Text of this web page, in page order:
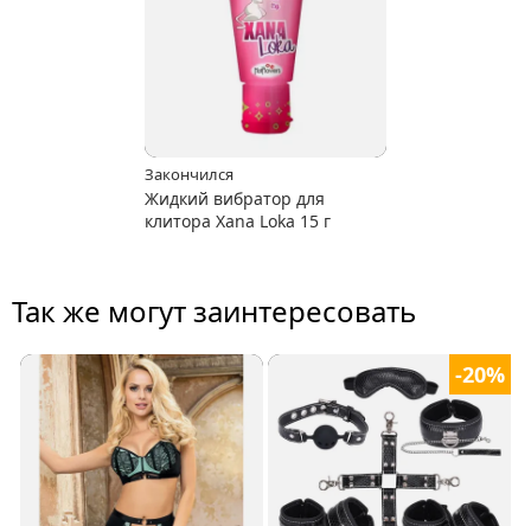
Закончился
Жидкий вибратор для
клитора Xana Loka 15 г
Так же могут заинтересовать
-20%